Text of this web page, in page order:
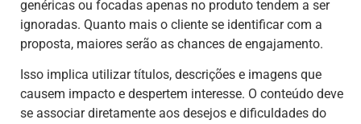
genéricas ou focadas apenas no produto tendem a ser
ignoradas. Quanto mais o cliente se identificar com a
proposta, maiores serão as chances de engajamento.
Isso implica utilizar títulos, descrições e imagens que
causem impacto e despertem interesse. O conteúdo deve
se associar diretamente aos desejos e dificuldades do